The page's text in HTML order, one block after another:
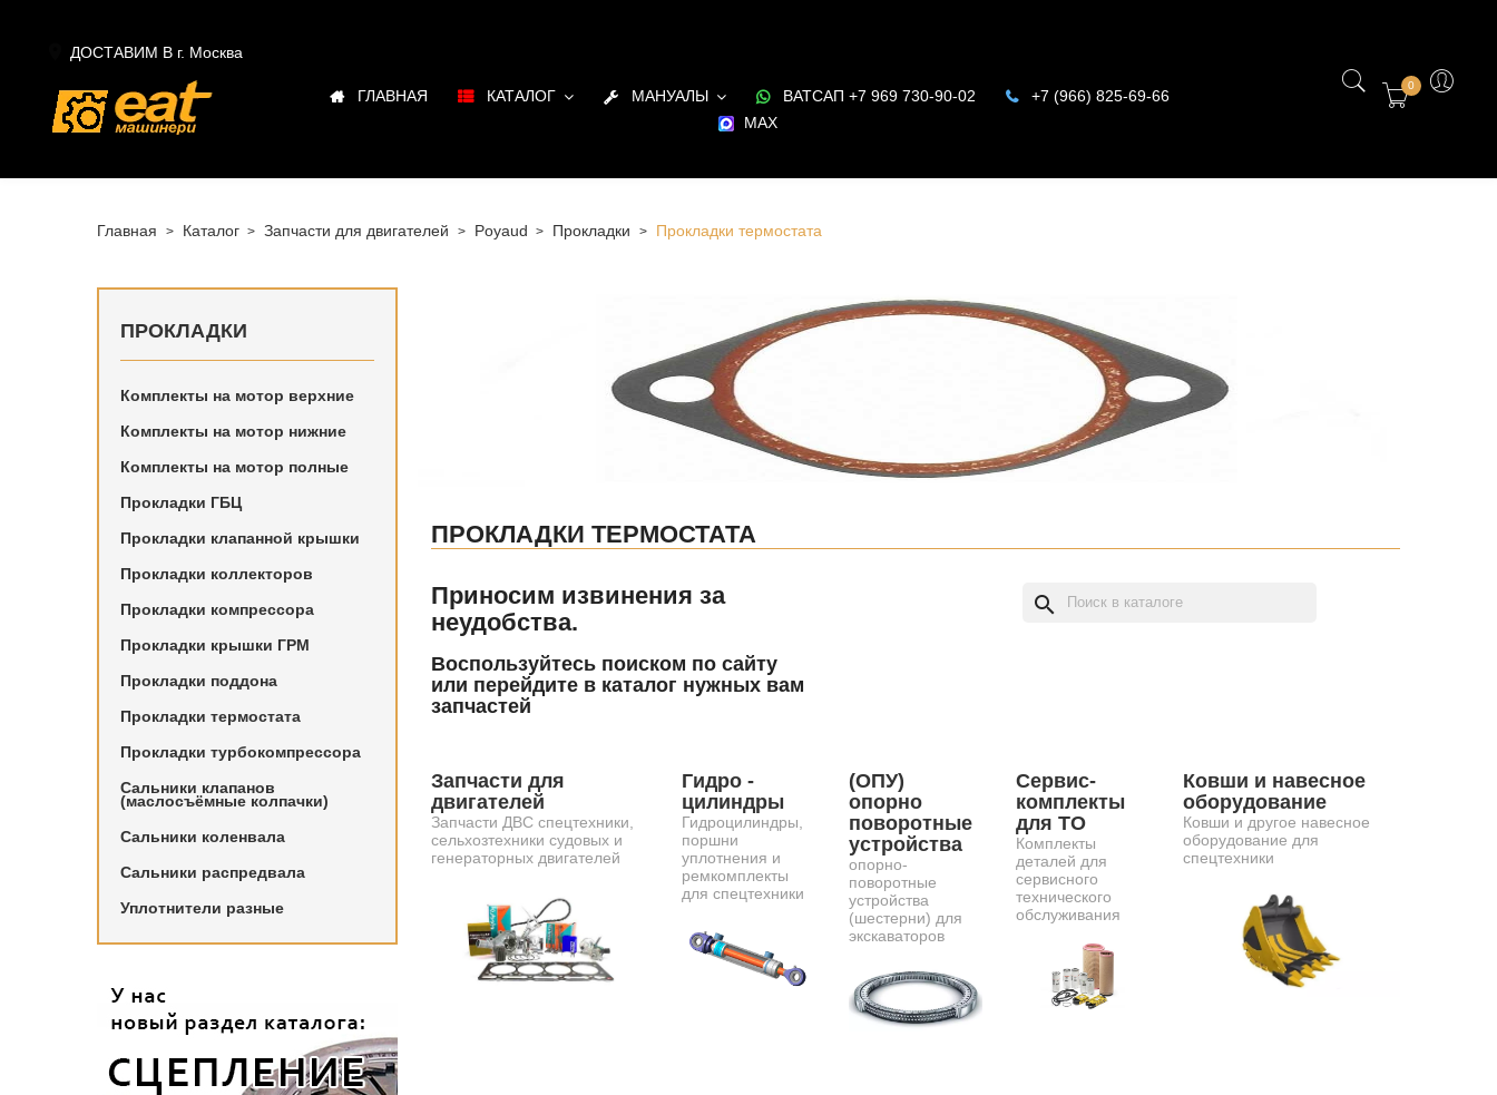
ДОСТАВИМ В г. Москва
ГЛАВНАЯ КАТАЛОГ МАНУАЛЫ ВАТСАП +7 969 730-90-02
+7 (966) 825-69-66
MAX
0
Главная Каталог Запчасти для двигателей Poyaud Прокладки Прокладки термостата
ПРОКЛАДКИ
Комплекты на мотор верхние
Комплекты на мотор нижние
Комплекты на мотор полные
Прокладки ГБЦ
Прокладки клапанной крышки
Прокладки коллекторов
Прокладки компрессора
Прокладки крышки ГРМ
Прокладки поддона
Прокладки термостата
Прокладки турбокомпрессора
Сальники клапанов
(маслосъёмные колпачки)
Сальники коленвала
Сальники распредвала
Уплотнители разные
Купить в Санкт-Петербурге Прокладки термостата для двигателя
ПРОКЛАДКИ ТЕРМОСТАТА
Приносим извинения за
неудобства.
Воспользуйтесь поиском по сайту
или перейдите в каталог нужных вам
запчастей
search
Запчасти для
двигателей
Запчасти ДВС спецтехники,
сельхозтехники судовых и
генераторных двигателей
Гидро -
цилиндры
Гидроцилиндры,
поршни
уплотнения и
ремкомплекты
для спецтехники
(ОПУ)
опорно
поворотные
устройства
опорно-
поворотные
устройства
(шестерни) для
экскаваторов
Сервис-
комплекты
для ТО
Комплекты
деталей для
сервисного
технического
обслуживания
Ковши и навесное
оборудование
Ковши и другое навесное
оборудование для
спецтехники